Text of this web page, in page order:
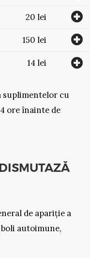
20 lei
150 lei
14 lei
suplimentelor cu
ore înainte de
de apariție a
autoimune,